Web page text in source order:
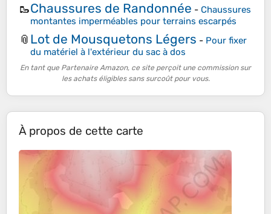
🥾Chaussures de Randonnée - Chaussures
montantes imperméables pour terrains escarpés
📎 Lot de Mousquetons Légers - Pour fixer
du matériel à l'extérieur du sac à dos
En tant que Partenaire Amazon, ce site perçoit une commission sur
les achats éligibles sans surcoût pour vous.
À propos de cette carte